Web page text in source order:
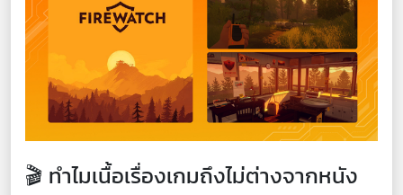
🎬 ทำไมเนื้อเรื่องเกมถึงไม่ต่างจากหนัง